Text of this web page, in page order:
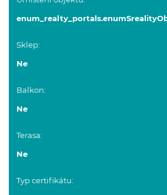
Sklep:
Ne
Balkon:
Ne
Terasa:
Ne
Typ certifikátu: